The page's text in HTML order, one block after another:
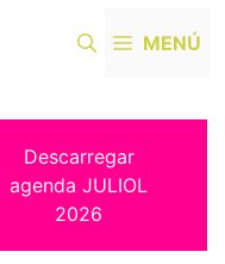
MENÚ
Descarregar
agenda JULIOL
2026